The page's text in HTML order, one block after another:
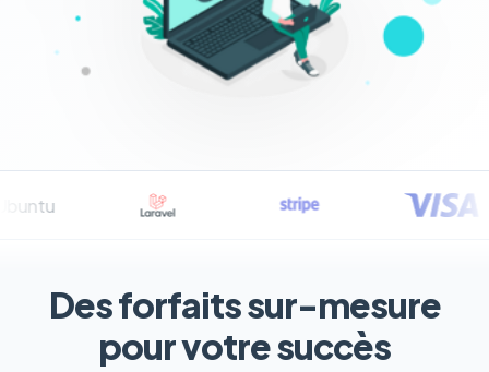
Des forfaits sur-mesure
pour votre succès